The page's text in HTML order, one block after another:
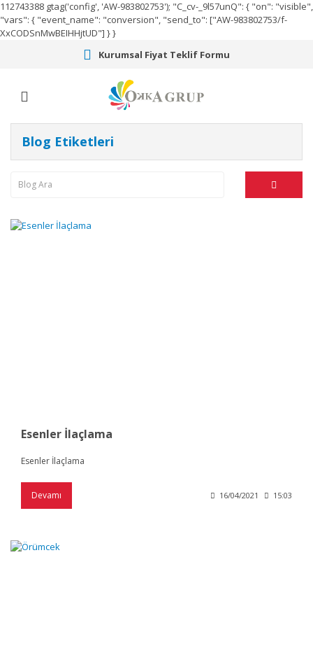
112743388 gtag('config', 'AW-983802753'); "C_cv-_9l57unQ": { "on": "visible",
"vars": { "event_name": "conversion", "send_to": ["AW-983802753/f-
XxCODSnMwBEIHHjtUD"] } }
Kurumsal Fiyat Teklif Formu
Blog Etiketleri
Esenler İlaçlama
Esenler İlaçlama
Devamı 16/04/2021 15:03